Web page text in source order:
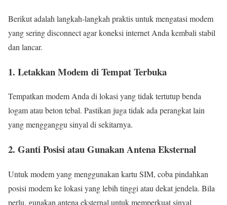
Berikut adalah langkah-langkah praktis untuk mengatasi modem
yang sering disconnect agar koneksi internet Anda kembali stabil
dan lancar.
1. Letakkan Modem di Tempat Terbuka
Tempatkan modem Anda di lokasi yang tidak tertutup benda
logam atau beton tebal. Pastikan juga tidak ada perangkat lain
yang mengganggu sinyal di sekitarnya.
2. Ganti Posisi atau Gunakan Antena Eksternal
Untuk modem yang menggunakan kartu SIM, coba pindahkan
posisi modem ke lokasi yang lebih tinggi atau dekat jendela. Bila
perlu, gunakan antena eksternal untuk memperkuat sinyal